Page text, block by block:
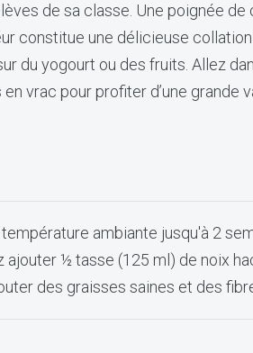
de sa classe. Une poignée de
constitue une délicieuse
du yogourt ou des fruits. Allez
vrac pour profiter d’une grande
ambiante jusqu'à 2
ajouter ½ tasse (125 ml) de noix
des graisses saines et des